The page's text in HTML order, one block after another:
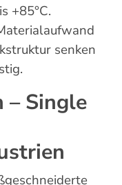
+85°C.
senken
– Single